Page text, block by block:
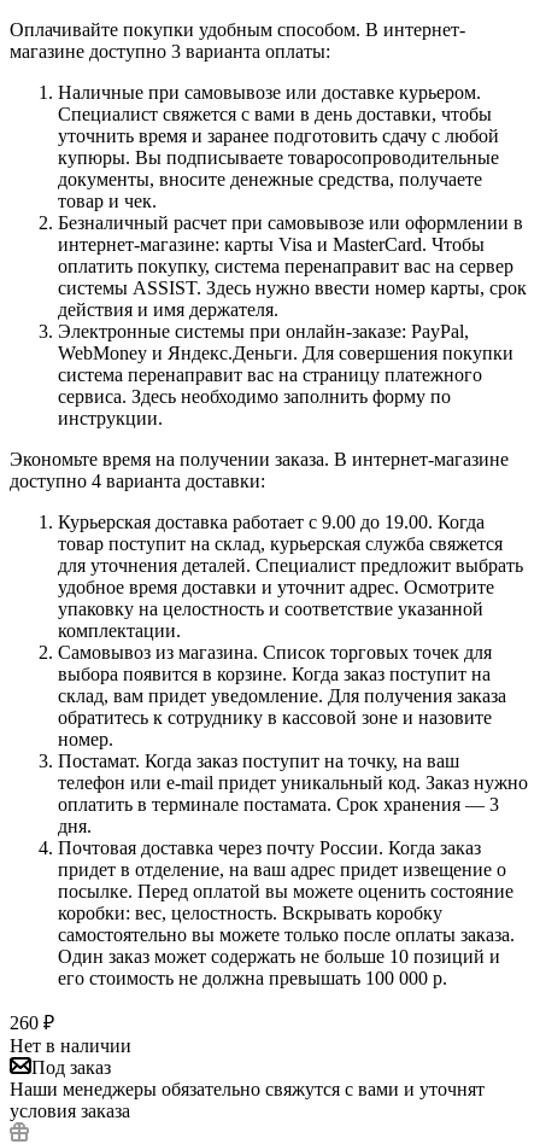
Оплачивайте покупки удобным способом. В интернет-
магазине доступно 3 варианта оплаты:
Наличные при самовывозе или доставке курьером.
Специалист свяжется с вами в день доставки, чтобы
уточнить время и заранее подготовить сдачу с любой
купюры. Вы подписываете товаросопроводительные
документы, вносите денежные средства, получаете
товар и чек.
Безналичный расчет при самовывозе или оформлении в
интернет-магазине: карты Visa и MasterCard. Чтобы
оплатить покупку, система перенаправит вас на сервер
системы ASSIST. Здесь нужно ввести номер карты, срок
действия и имя держателя.
Электронные системы при онлайн-заказе: PayPal,
WebMoney и Яндекс.Деньги. Для совершения покупки
система перенаправит вас на страницу платежного
сервиса. Здесь необходимо заполнить форму по
инструкции.
Экономьте время на получении заказа. В интернет-магазине
доступно 4 варианта доставки:
Курьерская доставка работает с 9.00 до 19.00. Когда
товар поступит на склад, курьерская служба свяжется
для уточнения деталей. Специалист предложит выбрать
удобное время доставки и уточнит адрес. Осмотрите
упаковку на целостность и соответствие указанной
комплектации.
Самовывоз из магазина. Список торговых точек для
выбора появится в корзине. Когда заказ поступит на
склад, вам придет уведомление. Для получения заказа
обратитесь к сотруднику в кассовой зоне и назовите
номер.
Постамат. Когда заказ поступит на точку, на ваш
телефон или e-mail придет уникальный код. Заказ нужно
оплатить в терминале постамата. Срок хранения — 3
дня.
Почтовая доставка через почту России. Когда заказ
придет в отделение, на ваш адрес придет извещение о
посылке. Перед оплатой вы можете оценить состояние
коробки: вес, целостность. Вскрывать коробку
самостоятельно вы можете только после оплаты заказа.
Один заказ может содержать не больше 10 позиций и
его стоимость не должна превышать 100 000 р.
260 ₽
Нет в наличии
Под заказ
Наши менеджеры обязательно свяжутся с вами и уточнят
условия заказа